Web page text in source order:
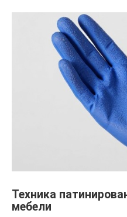
Техника
мебели